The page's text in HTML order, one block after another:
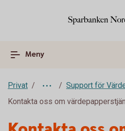
Meny
Privat
Support för
Kontakta oss om